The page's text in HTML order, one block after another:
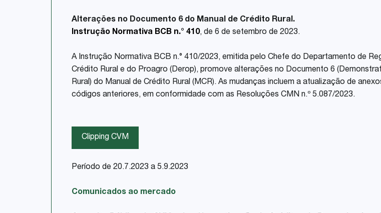
Alterações no Documento 6 do Manual de Crédito Rural.
Instrução Normativa BCB n.° 410, de 6 de setembro de 2023.
A Instrução Normativa BCB n.° 410/2023, emitida pelo Chefe do Departamento de
Crédito Rural e do Proagro (Derop), promove alterações no Documento 6
Rural) do Manual de Crédito Rural (MCR). As mudanças incluem a atualização de
códigos anteriores, em conformidade com as Resoluções CMN n.º 5.087/2023.
Clipping CVM
Período de 20.7.2023 a 5.9.2023
Comunicados ao mercado